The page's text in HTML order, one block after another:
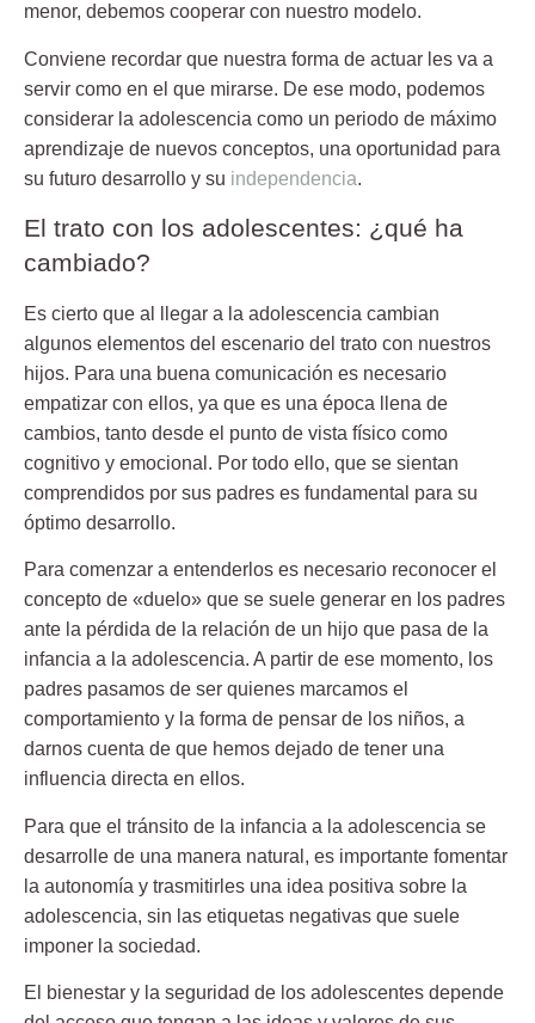
menor, debemos cooperar con nuestro modelo.
Conviene recordar que nuestra forma de actuar les va a
servir como en el que mirarse. De ese modo, podemos
considerar la adolescencia como un periodo de máximo
aprendizaje de nuevos conceptos, una oportunidad para
su futuro desarrollo y su independencia.
El trato con los adolescentes: ¿qué ha
cambiado?
Es cierto que al llegar a la adolescencia cambian
algunos elementos del escenario del trato con nuestros
hijos. Para una buena comunicación es necesario
empatizar con ellos, ya que es una época llena de
cambios, tanto desde el punto de vista físico como
cognitivo y emocional. Por todo ello, que se sientan
comprendidos por sus padres es fundamental para su
óptimo desarrollo.
Para comenzar a entenderlos es necesario reconocer el
concepto de «duelo» que se suele generar en los padres
ante la pérdida de la relación de un hijo que pasa de la
infancia a la adolescencia. A partir de ese momento, los
padres pasamos de ser quienes marcamos el
comportamiento y la forma de pensar de los niños, a
darnos cuenta de que hemos dejado de tener una
influencia directa en ellos.
Para que el tránsito de la infancia a la adolescencia se
desarrolle de una manera natural, es importante fomentar
la autonomía y trasmitirles una idea positiva sobre la
adolescencia, sin las etiquetas negativas que suele
imponer la sociedad.
El bienestar y la seguridad de los adolescentes depende